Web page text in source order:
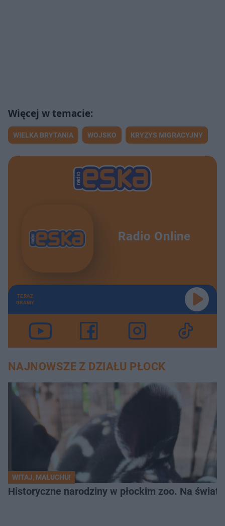
WIELKA BRYTANIA WOJSKO KRYZYS MIGRACYJNY
Radio Online
TERAZ
GRAMY
NAJNOWSZE Z DZIAŁU PŁOCK
WITAJ, MALUCHU!
Historyczne narodziny w płockim zoo. Na świat